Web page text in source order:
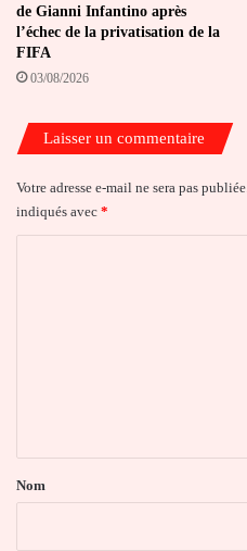
de Gianni Infantino après
l’échec de la privatisation de la
FIFA
03/08/2026
Laisser un commentaire
Votre adresse e-mail ne sera pas publiée.
indiqués avec *
a
Nom